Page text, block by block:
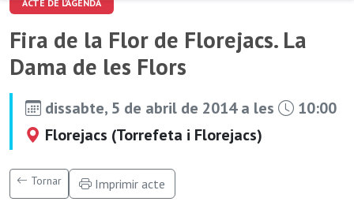
ACTE DE L'AGENDA
Fira de la Flor de Florejacs. La
Dama de les Flors
dissabte, 5 de abril de 2014 a les
10:00
Florejacs (Torrefeta i Florejacs)
Tornar Imprimir acte